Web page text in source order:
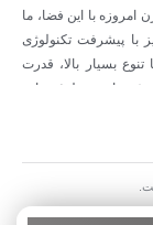
امروزه با این فضا، ما
با پیشرفت تکنولوژی
بسیار بالا، قدرت
و مطمئن را به
پس از فروش از جمله